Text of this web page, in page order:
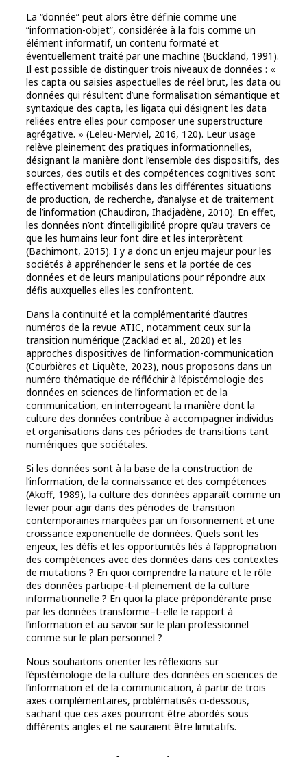
La “donnée” peut alors être définie comme une
“information-objet”, considérée à la fois comme un
élément informatif, un contenu formaté et
éventuellement traité par une machine (Buckland, 1991).
Il est possible de distinguer trois niveaux de données : «
les capta ou saisies aspectuelles de réel brut, les data ou
données qui résultent d’une formalisation sémantique et
syntaxique des capta, les ligata qui désignent les data
reliées entre elles pour composer une superstructure
agrégative. » (Leleu-Merviel, 2016, 120). Leur usage
relève pleinement des pratiques informationnelles,
désignant la manière dont l’ensemble des dispositifs, des
sources, des outils et des compétences cognitives sont
effectivement mobilisés dans les différentes situations
de production, de recherche, d’analyse et de traitement
de l’information (Chaudiron, Ihadjadène, 2010). En effet,
les données n’ont d’intelligibilité propre qu’au travers ce
que les humains leur font dire et les interprètent
(Bachimont, 2015). I y a donc un enjeu majeur pour les
sociétés à appréhender le sens et la portée de ces
données et de leurs manipulations pour répondre aux
défis auxquelles elles les confrontent.
Dans la continuité et la complémentarité d’autres
numéros de la revue ATIC, notamment ceux sur la
transition numérique (Zacklad et al., 2020) et les
approches dispositives de l’information-communication
(Courbières et Liquète, 2023), nous proposons dans un
numéro thématique de réfléchir à l’épistémologie des
données en sciences de l’information et de la
communication, en interrogeant la manière dont la
culture des données contribue à accompagner individus
et organisations dans ces périodes de transitions tant
numériques que sociétales.
Si les données sont à la base de la construction de
l’information, de la connaissance et des compétences
(Akoff, 1989), la culture des données apparaît comme un
levier pour agir dans des périodes de transition
contemporaines marquées par un foisonnement et une
croissance exponentielle de données. Quels sont les
enjeux, les défis et les opportunités liés à l’appropriation
des compétences avec des données dans ces contextes
de mutations ? En quoi comprendre la nature et le rôle
des données participe-t-il pleinement de la culture
informationnelle ? En quoi la place prépondérante prise
par les données transforme–t-elle le rapport à
l’information et au savoir sur le plan professionnel
comme sur le plan personnel ?
Nous souhaitons orienter les réflexions sur
l’épistémologie de la culture des données en sciences de
l’information et de la communication, à partir de trois
axes complémentaires, problématisés ci-dessous,
sachant que ces axes pourront être abordés sous
différents angles et ne sauraient être limitatifs.